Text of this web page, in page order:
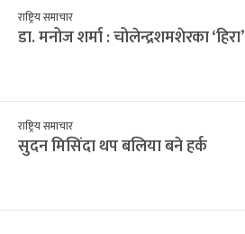
राष्ट्रिय समाचार
डा. मनोज शर्मा : चोलेन्द्रशमशेरका ‘हिरा’
राष्ट्रिय समाचार
सुदन मिसिंदा थप बलिया बने हर्क